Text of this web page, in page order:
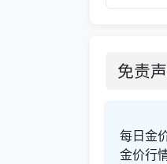
免责
每日金
金价行